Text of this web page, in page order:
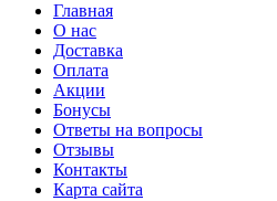
Главная
О нас
Доставка
Оплата
Акции
Бонусы
Ответы на вопросы
Отзывы
Контакты
Карта сайта